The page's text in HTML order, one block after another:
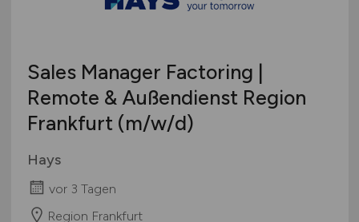
Sales Manager Factoring |
Remote & Außendienst Region
Frankfurt (m/w/d)
Hays
vor 3 Tagen
Region Frankfurt